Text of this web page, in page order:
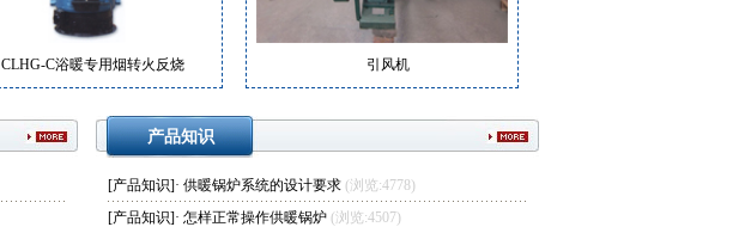
CLHG-C浴暖专用烟转火反烧 引风机
产品知识
[产品知识]· 供暖锅炉系统的设计要求 (浏览:4778)
[产品知识]· 怎样正常操作供暖锅炉 (浏览:4507)